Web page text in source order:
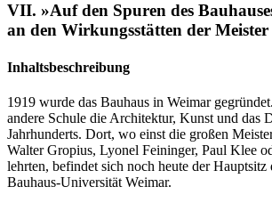
VII. »Auf den Spuren des
an den Wirkungsstätten der Meister
Inhaltsbeschreibung
1919 wurde das Bauhaus in Weimar
andere Schule die Architektur, Kunst und das
Jahrhunderts. Dort, wo einst die großen
Walter Gropius, Lyonel Feininger, Paul Klee
lehrten, befindet sich noch heute der Hauptsitz
Bauhaus-Universität Weimar.